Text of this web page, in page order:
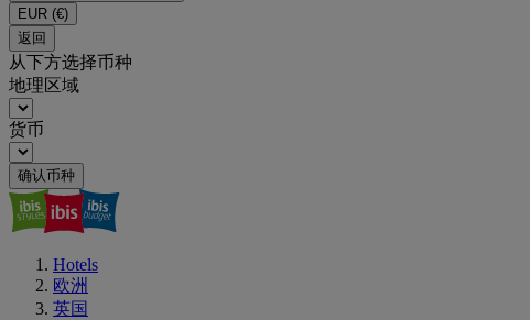
EUR (€)
返回
从下方选择币种
地理区域
货币
确认币种
Hotels
欧洲
英国